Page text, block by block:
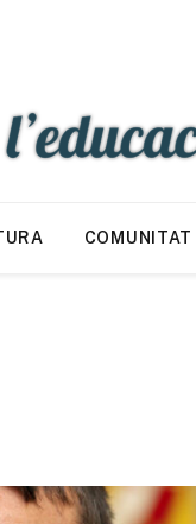
COMUNITAT